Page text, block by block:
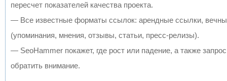
пересчет показателей качества проекта.
— Все известные форматы ссылок: арендные ссылки,
(упоминания, мнения, отзывы, статьи, пресс-релизы).
— SeoHammer покажет, где рост или падение, а также
обратить внимание.